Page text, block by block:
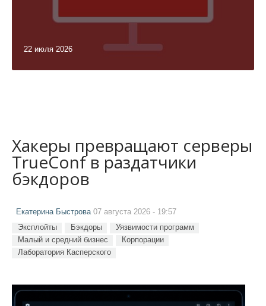
22 июля 2026
Хакеры превращают серверы
TrueConf в раздатчики
бэкдоров
Екатерина Быстрова07 августа 2026 - 19:57
Эксплойты Бэкдоры
Уязвимости программ
Малый и средний бизнес
Корпорации
Лаборатория Касперского